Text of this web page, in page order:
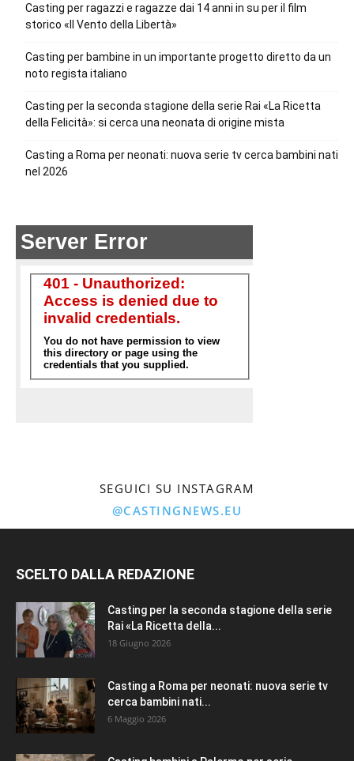
Casting per ragazzi e ragazze dai 14 anni in su per il film
storico «Il Vento della Libertà»
Casting per bambine in un importante progetto diretto da un
noto regista italiano
Casting per la seconda stagione della serie Rai «La Ricetta
della Felicità»: si cerca una neonata di origine mista
Casting a Roma per neonati: nuova serie tv cerca bambini nati
nel 2026
SEGUICI SU INSTAGRAM
@CASTINGNEWS.EU
SCELTO DALLA REDAZIONE
Casting per la seconda stagione della serie
Rai «La Ricetta della...
18 Giugno 2026
Casting a Roma per neonati: nuova serie tv
cerca bambini nati...
6 Maggio 2026